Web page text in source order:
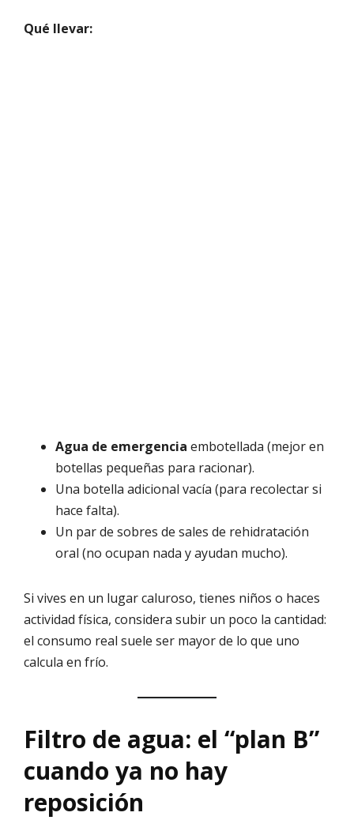
Qué llevar:
Agua de emergencia embotellada (mejor en
botellas pequeñas para racionar).
Una botella adicional vacía (para recolectar si
hace falta).
Un par de sobres de sales de rehidratación
oral (no ocupan nada y ayudan mucho).
Si vives en un lugar caluroso, tienes niños o haces
actividad física, considera subir un poco la cantidad:
el consumo real suele ser mayor de lo que uno
calcula en frío.
Filtro de agua: el “plan B”
cuando ya no hay
reposición